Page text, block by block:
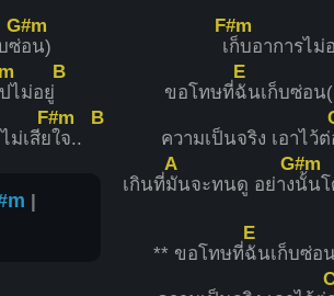
ซ่
G#m
อน)
ไม่อยู่
B
ม่เสีย
F#m
ใจ..
B
|
เ
F#m
ก็บอาการไม่อ
ขอโทษที่
E
ฉันเก็บซ่อน
ความเป็นจริง เอาไว้
เกินที่
A
มันจะทนดู อย่าง
G#m
นั้นโ
** ขอโทษที่
E
ฉันเก็บซ่อ